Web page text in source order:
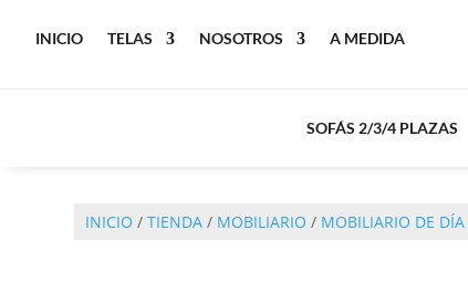
INICIO TELAS NOSOTROS A MEDIDA
SOFÁS 2/3/4 PLAZAS
INICIO /TIENDA / MOBILIARIO / MOBILIARIO DE DÍA